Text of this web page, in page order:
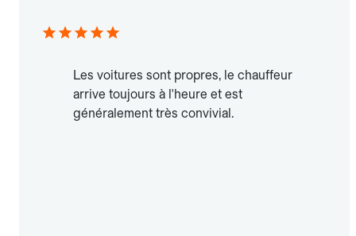
Les voitures sont propres, le chauffeur
arrive toujours à l'heure et est
généralement très convivial.